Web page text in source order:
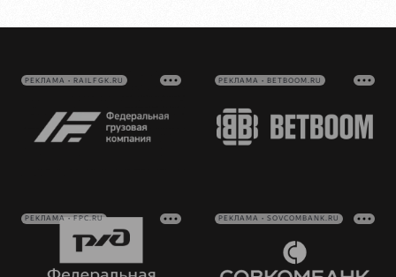
РЕКЛАМА • RAILFGK.RU РЕКЛАМА • BETBOOM.RU
РЕКЛАМА • FPC.RU РЕКЛАМА • SOVCOMBANK.RU